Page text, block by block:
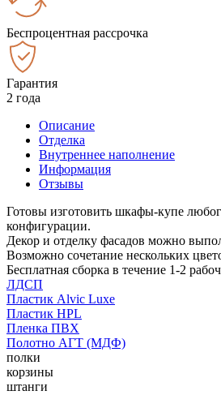
Беспроцентная рассрочка
Гарантия
2 года
Описание
Отделка
Внутреннее наполнение
Информация
Отзывы
Готовы изготовить шкафы-купе
конфигурации.
Декор и отделку фасадов можно
Возможно сочетание нескольких
Бесплатная сборка в течение 1-2
ЛДСП
Пластик Alvic Luxe
Пластик HPL
Пленка ПВХ
Полотно АГТ (МДФ)
полки
корзины
штанги